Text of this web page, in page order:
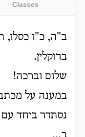
Classes
ב"ה, כ"ו כסלו,
ברוקלין.
שלום וברכה!
במענה על
נסתדר ביחד עם